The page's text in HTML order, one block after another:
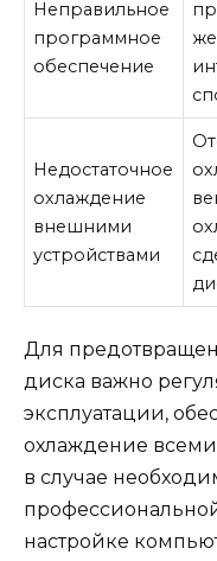
Неправильное
программное
обеспечение
Недостаточное
охлаждение
внешними
устройствами
Для
диска важно
эксплуатации,
охлаждение
в случае
настройке